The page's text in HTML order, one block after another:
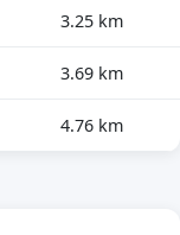
3.25 km
3.69 km
4.76 km